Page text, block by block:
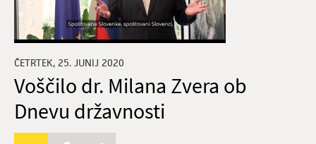
ČETRTEK, 25. JUNIJ 2020
Voščilo dr. Milana Zvera ob
Dnevu državnosti